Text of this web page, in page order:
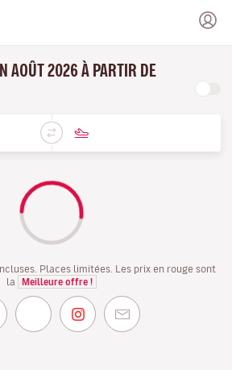
AOÛT 2026 À PARTIR DE
Places limitées. Les prix en rouge sont
la
Meilleure offre !